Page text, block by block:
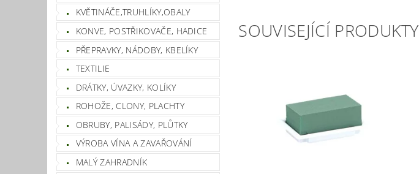
KVĚTINÁČE,TRUHLÍKY,OBALY
KONVE, POSTŘIKOVAČE, HADICE
PŘEPRAVKY, NÁDOBY, KBELÍKY
TEXTILIE
DRÁTKY, ÚVAZKY, KOLÍKY
ROHOŽE, CLONY, PLACHTY
OBRUBY, PALISÁDY, PLŮTKY
VÝROBA VÍNA A ZAVAŘOVÁNÍ
MALÝ ZAHRADNÍK
SOUVISEJÍCÍ PRODUKTY